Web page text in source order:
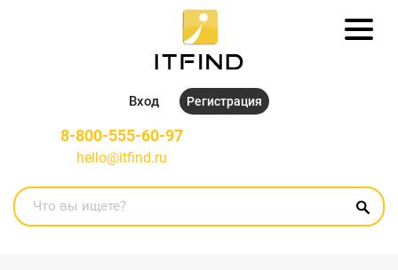
Вход Регистрация
8-800-555-60-97
hello@itfind.ru